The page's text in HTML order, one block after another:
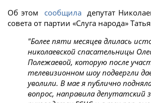
Об этом сообщиладепутат
совета от партии «Слуга народа»
"Более пяти месяцев длилась
николаевской спасательницы
Полежаевой, которую после
телевизионном шоу подвергли
уволили. В мае я публично
вопрос, направила депутатский